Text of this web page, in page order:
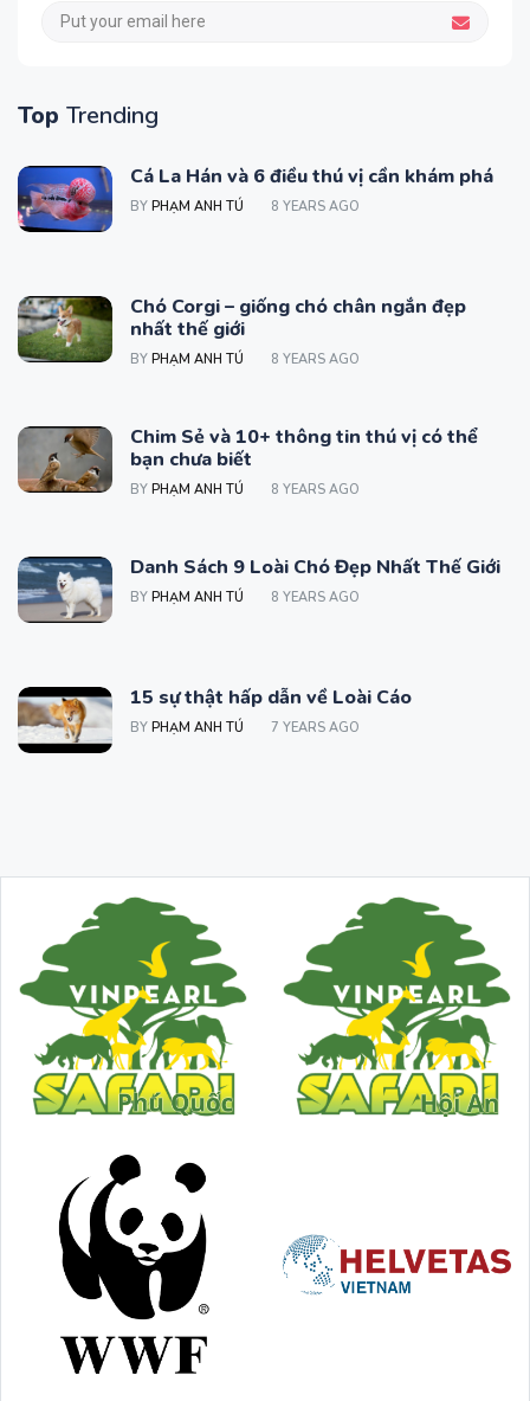
Top Trending
Cá La Hán và 6 điều thú vị cần khám phá
BY PHẠM ANH TÚ 8 YEARS AGO
Chó Corgi – giống chó chân ngắn đẹp
nhất thế giới
BY PHẠM ANH TÚ 8 YEARS AGO
Chim Sẻ và 10+ thông tin thú vị có thể
bạn chưa biết
BY PHẠM ANH TÚ 8 YEARS AGO
Danh Sách 9 Loài Chó Đẹp Nhất Thế Giới
BY PHẠM ANH TÚ 8 YEARS AGO
15 sự thật hấp dẫn về Loài Cáo
BY PHẠM ANH TÚ 7 YEARS AGO